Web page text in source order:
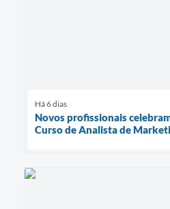
Há 6 dias
Novos profissionais
Curso de Analista de